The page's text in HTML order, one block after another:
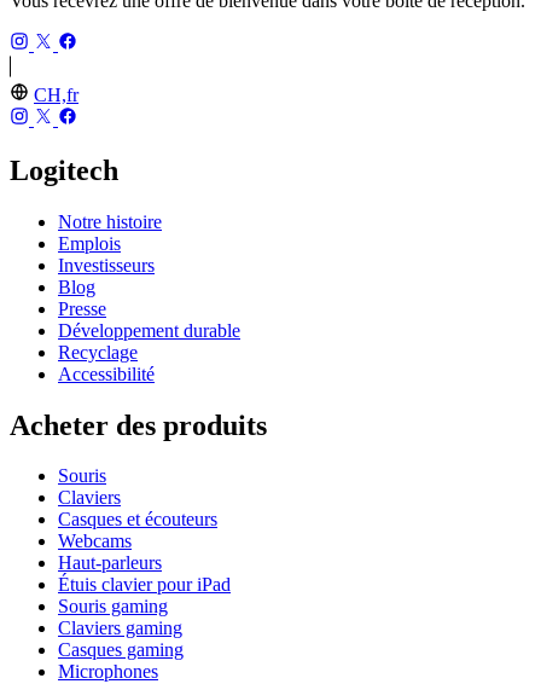
CH,fr
Logitech
Notre histoire
Emplois
Investisseurs
Blog
Presse
Développement durable
Recyclage
Accessibilité
Acheter des produits
Souris
Claviers
Casques et écouteurs
Webcams
Haut-parleurs
Étuis clavier pour iPad
Souris gaming
Claviers gaming
Casques gaming
Microphones